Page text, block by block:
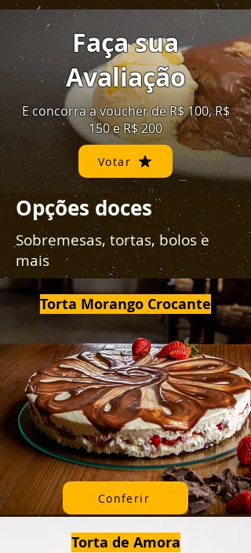
Faça sua
Avaliação
E concorra a voucher de R$ 100, R$
150 e R$ 200
Votar
Opções doces
Sobremesas, tortas, bolos e
mais
Torta Morango Crocante
Conferir
Torta de Amora